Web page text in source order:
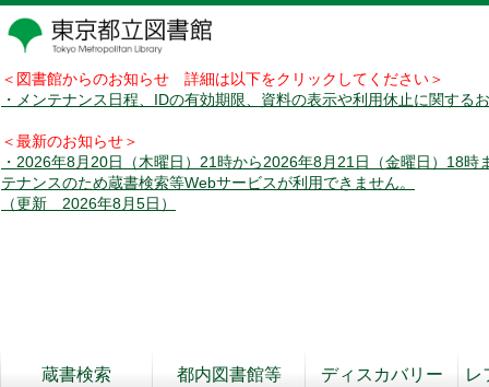
＜図書館からのお知らせ 詳細は以下をクリックしてください＞
・メンテナンス日程、IDの有効期限、資料の表示や利用休止に関する
＜最新のお知らせ＞
・2026年8月20日（木曜日）21時から2026年8月21日（金曜日）18時
テナンスのため蔵書検索等Webサービスが利用できません。
（更新 2026年8月5日）
蔵書検索
都内図書館等
ディスカバリー
レ